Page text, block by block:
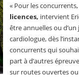
« Pour les
licences, intervient
être annuelles ou d’un
cardiologue, dès
concurrents qui
part à d’autres
sur routes ouvertes